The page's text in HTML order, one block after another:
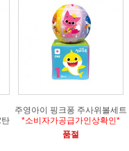
주영아이 핑크퐁 주사위볼세트
*소비자가공급가인상확인*
품절